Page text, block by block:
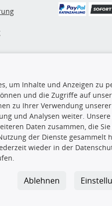
TecDoc Inside
Die hier
Es ist zu
TecDoc zu
um Inhalte und Anzeigen zu
und die Zugriffe auf
zu Ihrer Verwendung
und Analysen weiter.
Daten zusammen, die
der Dienste gesammelt
wieder in der
Ablehnen